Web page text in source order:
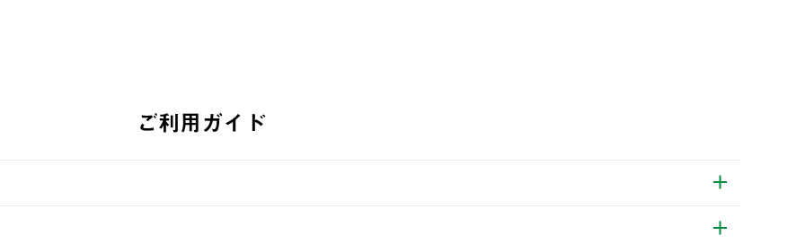
ご利用ガイド